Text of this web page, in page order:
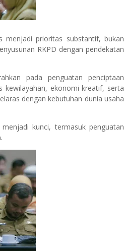
menjadi prioritas substantif, bukan
RKPD dengan pendekatan
pada penguatan penciptaan
kewilayahan, ekonomi kreatif, serta
dengan kebutuhan dunia usaha
kunci, termasuk penguatan